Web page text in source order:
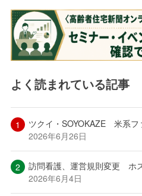
よく読まれている記事
ツクイ・SOYOKAZE 米系フ
2026年6月26日
訪問看護、運営規則変更 ホ
2026年6月4日